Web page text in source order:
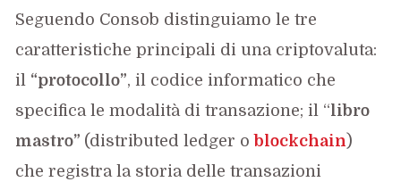
Seguendo Consob distinguiamo le tre
caratteristiche principali di una criptovaluta:
il “protocollo”, il codice informatico che
specifica le modalità di transazione; il “libro
mastro” (distributed ledger o blockchain)
che registra la storia delle transazioni